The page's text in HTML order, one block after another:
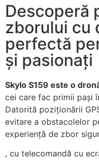
Descoperă
zborului cu
perfectă
și pasionați
Skylo S159 este o
cei care fac primii pași
Datorită poziționării
evitare a obstacolelor
experiență de zbor
, cu telecomandă cu